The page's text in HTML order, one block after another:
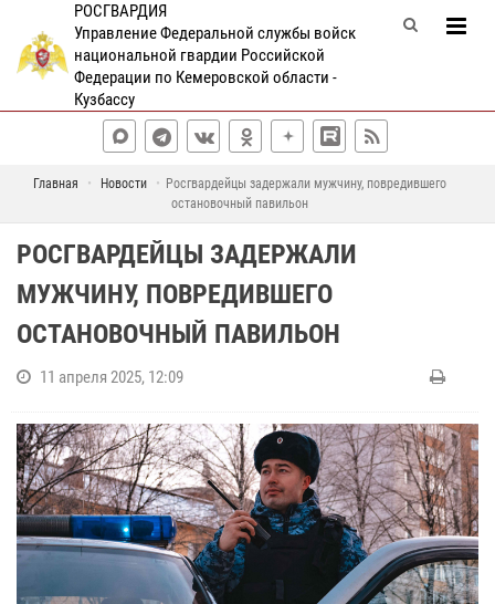
РОСГВАРДИЯ
Управление Федеральной службы войск
национальной гвардии Российской
Федерации по Кемеровской области -
Кузбассу
Главная Новости
Росгвардейцы задержали мужчину, повредившего
остановочный павильон
РОСГВАРДЕЙЦЫ ЗАДЕРЖАЛИ
МУЖЧИНУ, ПОВРЕДИВШЕГО
ОСТАНОВОЧНЫЙ ПАВИЛЬОН
11 апреля 2025, 12:09